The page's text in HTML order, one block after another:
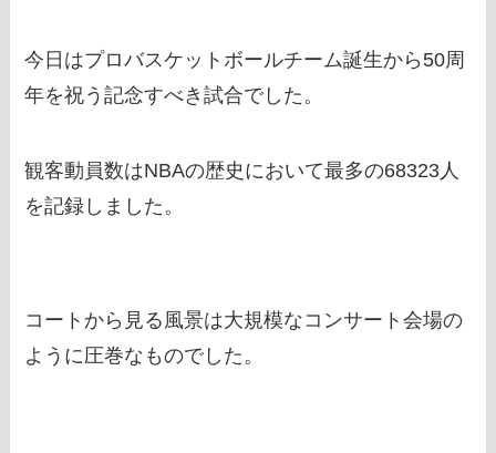
今日はプロバスケットボールチーム誕生から50周
年を祝う記念すべき試合でした。
観客動員数はNBAの歴史において最多の68323人
を記録しました。
コートから見る風景は大規模なコンサート会場の
ように圧巻なものでした。